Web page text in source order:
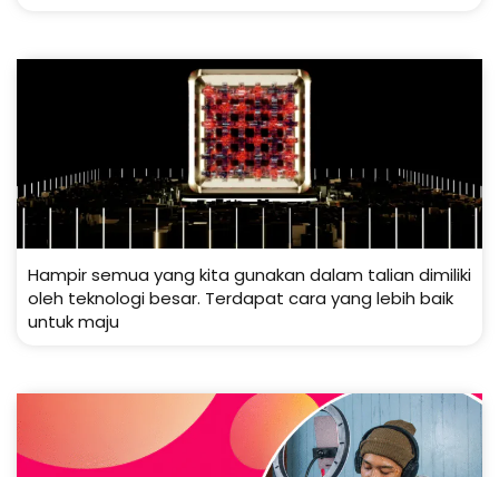
Hampir semua yang kita gunakan dalam talian dimiliki
oleh teknologi besar. Terdapat cara yang lebih baik
untuk maju